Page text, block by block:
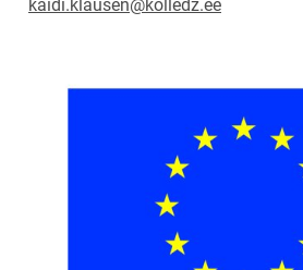
kaidi.klausen@kolledz.ee